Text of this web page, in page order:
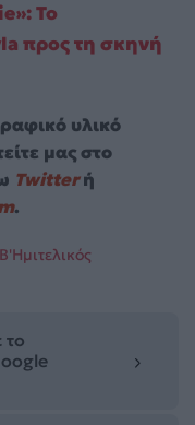
Το
προς τη σκηνή
υλικό
μας στο
Twitterή
.
Β'Ημιτελικός
το